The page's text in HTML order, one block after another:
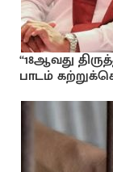
“18ஆவது
பாடம்